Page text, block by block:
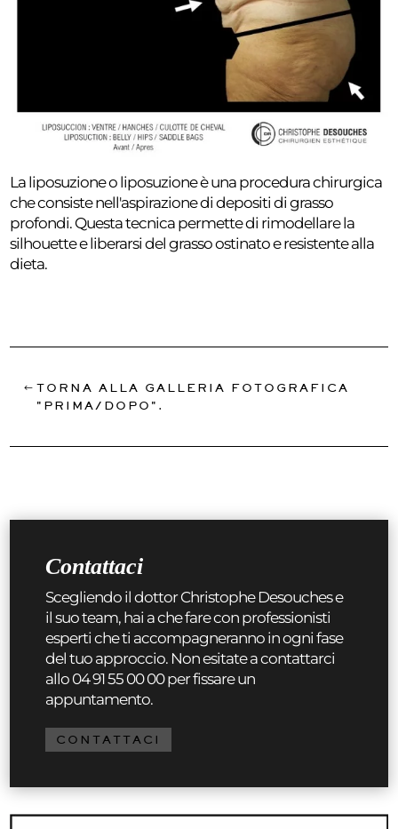
La liposuzione o liposuzione è una procedura chirurgica
che consiste nell'aspirazione di depositi di grasso
profondi. Questa tecnica permette di rimodellare la
silhouette e liberarsi del grasso ostinato e resistente alla
dieta.
TORNA ALLA GALLERIA FOTOGRAFICA
"PRIMA/DOPO".
Contattaci
Scegliendo il dottor Christophe Desouches e
il suo team, hai a che fare con professionisti
esperti che ti accompagneranno in ogni fase
del tuo approccio. Non esitate a contattarci
allo 04 91 55 00 00 per fissare un
appuntamento.
CONTATTACI